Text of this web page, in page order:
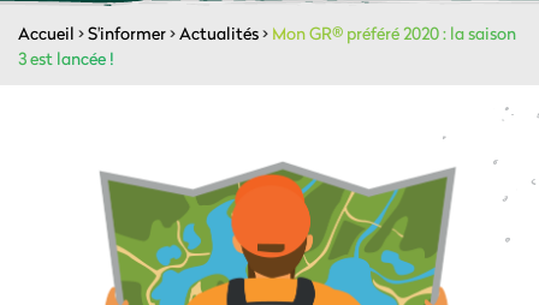
Accueil >S'informer>Actualités> Mon GR® préféré 2020 : la saison
3 est lancée !